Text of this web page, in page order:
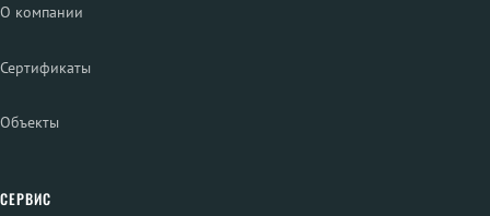
О компании
Сертификаты
Объекты
СЕРВИС